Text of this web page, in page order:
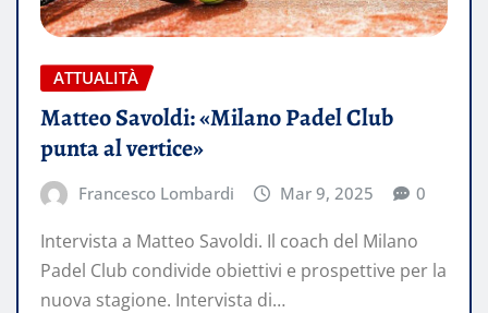
ATTUALITÀ
Matteo Savoldi: «Milano Padel Club
punta al vertice»
Francesco Lombardi Mar 9, 2025 0
Intervista a Matteo Savoldi. Il coach del Milano
Padel Club condivide obiettivi e prospettive per la
nuova stagione. Intervista di…